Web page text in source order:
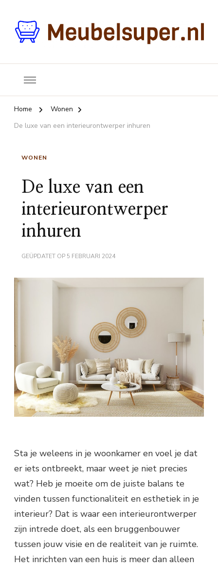
Home
Wonen
De luxe van een interieurontwerper inhuren
WONEN
De luxe van een
interieurontwerper
inhuren
GEÜPDATET OP 5 FEBRUARI 2024
Sta je weleens in je woonkamer en voel je dat
er iets ontbreekt, maar weet je niet precies
wat? Heb je moeite om de juiste balans te
vinden tussen functionaliteit en esthetiek in je
interieur? Dat is waar een interieurontwerper
zijn intrede doet, als een bruggenbouwer
tussen jouw visie en de realiteit van je ruimte.
Het inrichten van een huis is meer dan alleen